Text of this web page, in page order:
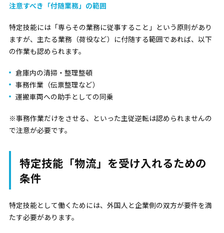
注意すべき「付随業務」の範囲
特定技能には「専らその業務に従事すること」という原則があり
ますが、主たる業務（荷役など）に付随する範囲であれば、以下
の作業も認められます。
倉庫内の清掃・整理整頓
事務作業（伝票整理など）
運搬車両への助手としての同乗
※事務作業だけをさせる、といった主従逆転は認められませんの
で注意が必要です。
特定技能「物流」を受け入れるための
条件
特定技能として働くためには、外国人と企業側の双方が要件を満
たす必要があります。